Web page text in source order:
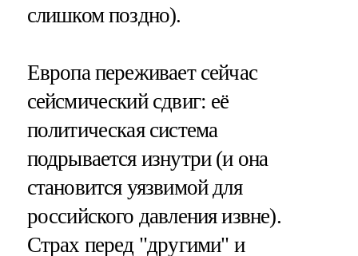
слишком поздно).
Европа переживает сейчас
сейсмический сдвиг: её
политическая система
подрывается изнутри (и она
становится уязвимой для
российского давления извне).
Страх перед "другими" и